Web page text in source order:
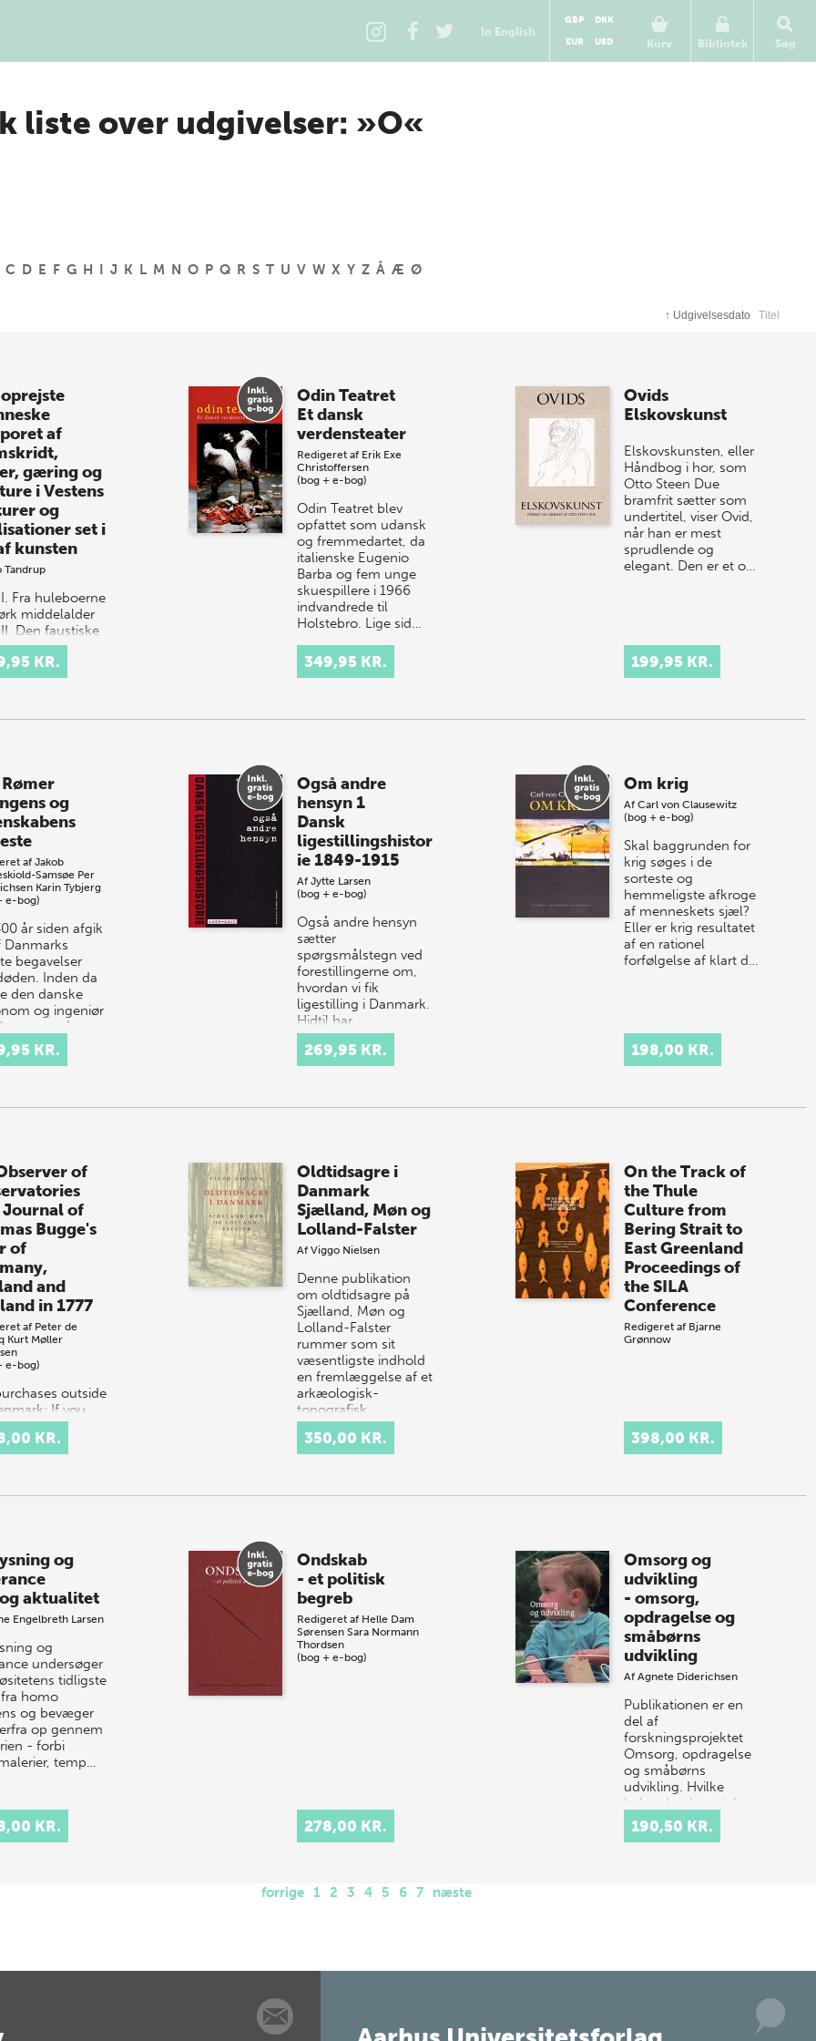
In English
Kurv
GBP
DKK
EUR
USD Bibliotek Søg
liste over udgivelser: »O«
C D E F G H I J K L M N O P Q R S T U V W X Y Z Å Æ Ø
↑ Udgivelsesdato Titel
af
gæring og
i Vestens
og
set i
kunsten
Tandrup
Fra huleboerne
middelalder
Den faustiske
Bind III. Den
civilisation
Leo
KR.
Odin Teatret
Et dansk
verdensteater
Redigeret af Erik Exe
Christoffersen
(bog + e-bog)
Odin Teatret blev
opfattet som udansk
og fremmedartet, da
italienske Eugenio
Barba og fem unge
skuespillere i 1966
indvandrede til
Holstebro. Lige sid…
349,95 KR.
Ovids
Elskovskunst
Elskovskunsten, eller
Håndbog i hor, som
Otto Steen Due
bramfrit sætter som
undertitel, viser Ovid,
når han er mest
sprudlende og
elegant. Den er et o…
199,95 KR.
og
af Jakob
Samsøe Per
Karin Tybjerg
e-bog)
år siden afgik
Danmarks
begavelser
Inden da
den danske
og ingeniør
opnået
KR.
Også andre
hensyn 1
Dansk
ligestillingshistor
ie 1849-1915
Af Jytte Larsen
(bog + e-bog)
Også andre hensyn
sætter
spørgsmålstegn ved
forestillingerne om,
hvordan vi fik
ligestilling i Danmark.
Hidtil har
kvindebevægelsens
version af dansk…
269,95 KR.
Om krig
AfCarl von Clausewitz
(bog + e-bog)
Skal baggrunden for
krig søges i de
sorteste og
hemmeligste afkroge
af menneskets sjæl?
Eller er krig resultatet
af en rationel
forfølgelse af klart d…
198,00 KR.
of
Journal of
Bugge's
of
and
in 1777
af Peter de
Kurt Møller
e-bog)
outside
If you
in the USA
please
our US
KR.
Oldtidsagre i
Danmark
Sjælland, Møn og
Lolland-Falster
Af Viggo Nielsen
Denne publikation
om oldtidsagre på
Sjælland, Møn og
Lolland-Falster
rummer som sit
væsentligste indhold
en fremlæggelse af et
arkæologisk-
topografisk…
350,00 KR.
On the Track of
the Thule
Culture from
Bering Strait to
East Greenland
Proceedings of
the SILA
Conference
Redigeret af Bjarne
Grønnow
398,00 KR.
og
aktualitet
Engelbreth Larsen
og
undersøger
tidligste
homo
og bevæger
op gennem
- forbi
temp…
KR.
Ondskab
- et politisk
begreb
Redigeret af Helle Dam
Sørensen Sara Normann
Thordsen
(bog + e-bog)
278,00 KR.
Omsorg og
udvikling
- omsorg,
opdragelse og
småbørns
udvikling
AfAgnete Diderichsen
Publikationen er en
del af
forskningsprojektet
Omsorg, opdragelse
og småbørns
udvikling. Hvilke
behov har børn i dag
for omsorg? Hvordan
imødekommer v…
190,50 KR.
forrige 1 2 3 4 5 6 7 næste